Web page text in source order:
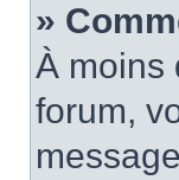
»
À moins
forum,